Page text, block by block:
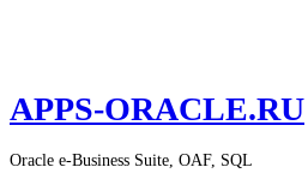
APPS-ORACLE.RU
Oracle e-Business Suite, OAF, SQL